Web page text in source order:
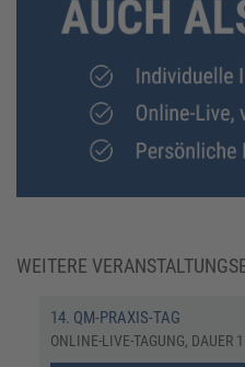
WEITERE
14. QM-PRAXIS-TAG
ONLINE-LIVE-TAGUNG, DAUER 1